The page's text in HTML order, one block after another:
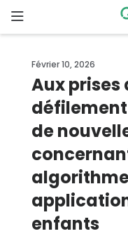
to
content
d’accueil
Pourquoi
Qustodio
Fonctionnalités
Démarrer
Février 10, 2026
Aux prises
de
enfants